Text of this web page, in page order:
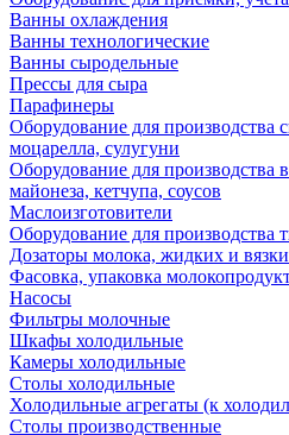
Ванны охлаждения
Ванны технологические
Ванны сыродельные
Прессы для сыра
Парафинеры
Оборудование для производства
моцарелла, сулугуни
Оборудование для производства
майонеза, кетчупа, соусов
Маслоизготовители
Оборудование для производства
Дозаторы молока, жидких и
Фасовка, упаковка
Насосы
Фильтры молочные
Шкафы холодильные
Камеры холодильные
Столы холодильные
Холодильные агрегаты (к
Столы производственные